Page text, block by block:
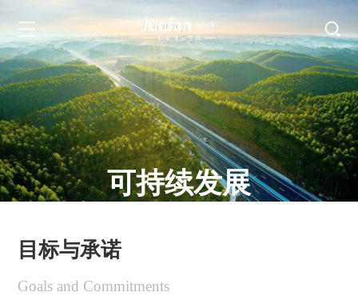
可持续发展
目标与承诺
Goals and Commitments